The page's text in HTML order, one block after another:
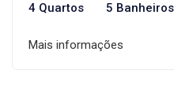
4 Quartos 5 Banheiros
Mais informações